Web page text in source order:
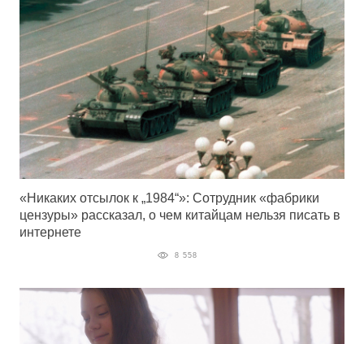
«Никаких отсылок к „1984“»: Сотрудник «фабрики
цензуры» рассказал, о чем китайцам нельзя писать в
интернете
8 558